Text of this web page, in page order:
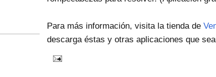
Para más información, visita la tienda de
descarga éstas y otras aplicaciones que